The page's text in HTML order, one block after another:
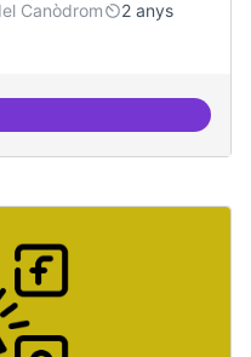
Canòdrom
2 anys
+ residències